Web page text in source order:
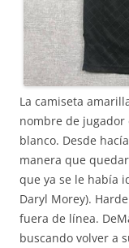
La camiseta
nombre de jugador
blanco. Desde
manera que
que ya se le había
Daryl Morey).
fuera de línea.
buscando volver a